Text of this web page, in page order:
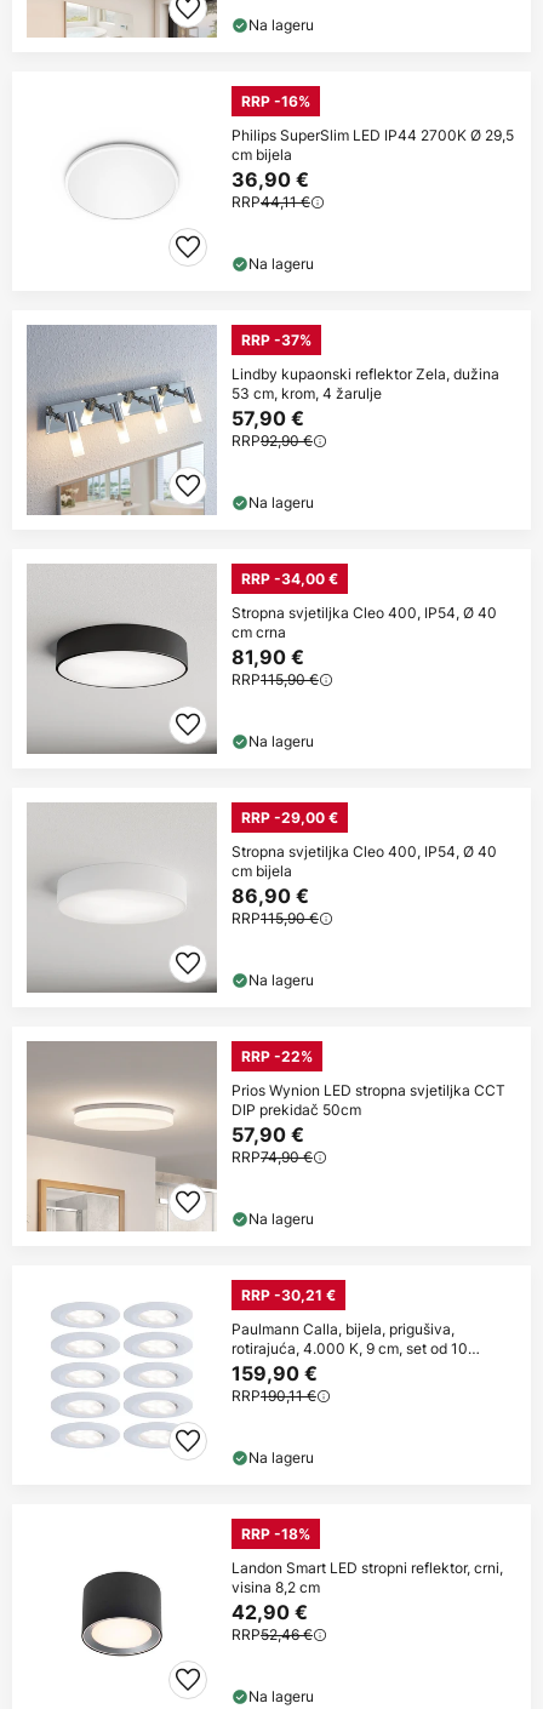
Na lageru
RRP -16%
Philips SuperSlim LED IP44 2700K Ø 29,5
cm bijela
36,90 €
RRP44,11 €
Na lageru
RRP -37%
Lindby kupaonski reflektor Zela, dužina
53 cm, krom, 4 žarulje
57,90 €
RRP92,90 €
Na lageru
RRP -34,00 €
Stropna svjetiljka Cleo 400, IP54, Ø 40
cm crna
81,90 €
RRP115,90 €
Na lageru
RRP -29,00 €
Stropna svjetiljka Cleo 400, IP54, Ø 40
cm bijela
86,90 €
RRP115,90 €
Na lageru
RRP -22%
Prios Wynion LED stropna svjetiljka CCT
DIP prekidač 50cm
57,90 €
RRP74,90 €
Na lageru
RRP -30,21 €
Paulmann Calla, bijela, prigušiva,
rotirajuća, 4.000 K, 9 cm, set od 10
komada
159,90 €
RRP190,11 €
Na lageru
RRP -18%
Landon Smart LED stropni reflektor, crni,
visina 8,2 cm
42,90 €
RRP52,46 €
Na lageru